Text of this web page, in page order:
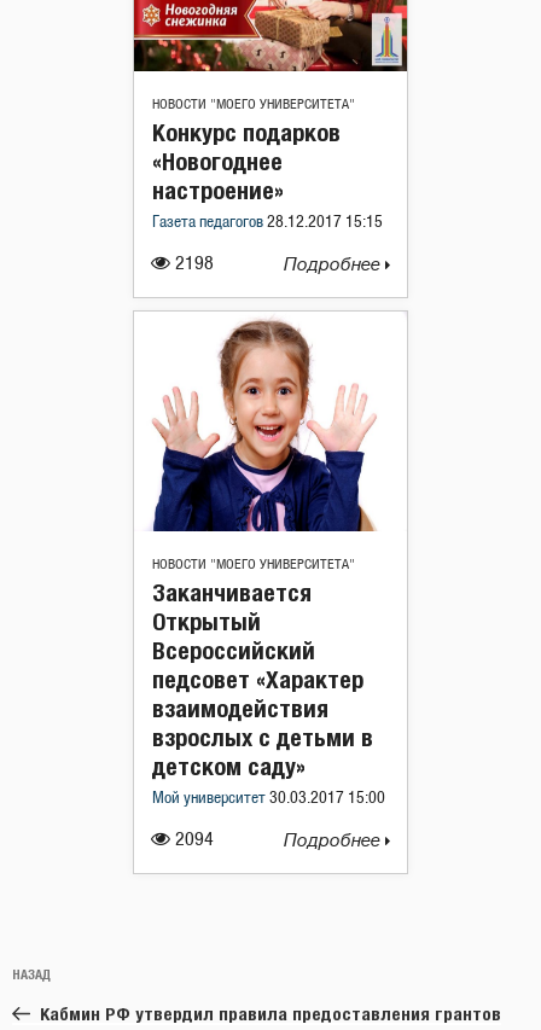
НОВОСТИ "МОЕГО УНИВЕРСИТЕТА"
2198
Конкурс подарков
«Новогоднее
настроение»
Газета педагогов 28.12.2017 15:15
Подробнее
НОВОСТИ "МОЕГО УНИВЕРСИТЕТА"
2094
Заканчивается
Открытый
Всероссийский
педсовет «Характер
взаимодействия
взрослых с детьми в
детском саду»
Мой университет 30.03.2017 15:00
Подробнее
по
записям
Предыдущая
запись:
НАЗАД
Кабмин РФ утвердил правила предоставления грантов